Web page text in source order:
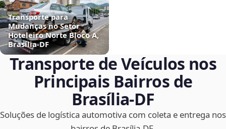
Transporte para
Mudanças no Setor
Hoteleiro Norte Bloco A,
Brasília‑DF
Transporte de Veículos nos
Principais Bairros de
Brasília‑DF
Soluções de logística automotiva com coleta e entrega nos